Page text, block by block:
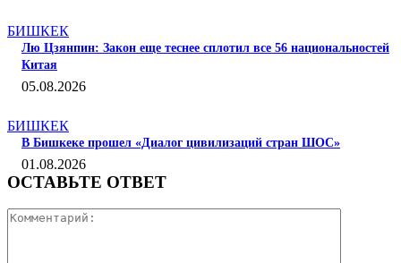
БИШКЕК
Лю Цзянпин: Закон еще теснее сплотил все 56 национальностей
Китая
05.08.2026
БИШКЕК
В Бишкеке прошел «Диалог цивилизаций стран ШОС»
01.08.2026
ОСТАВЬТЕ ОТВЕТ